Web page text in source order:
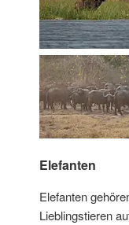
Elefanten
Elefanten
Lieblingstieren